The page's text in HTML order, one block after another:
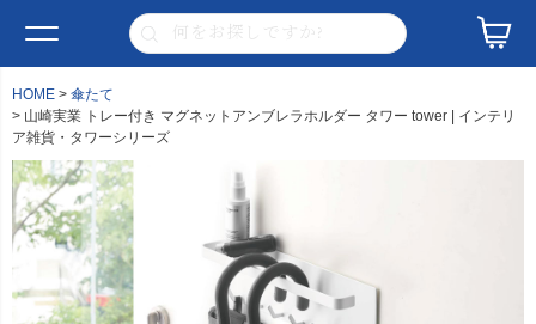
HOME
傘たて
山崎実業 トレー付き マグネットアンブレラホルダー タワー tower | インテリ
ア雑貨・タワーシリーズ